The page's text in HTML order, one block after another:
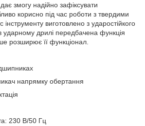
дає змогу надійно зафіксувати
корисно під час роботи з твердими
виготовлено з ударостійкого
ударному дрилі передбачена функція
розширює її функціонал.
напрямку обертання
230 В/50 Гц